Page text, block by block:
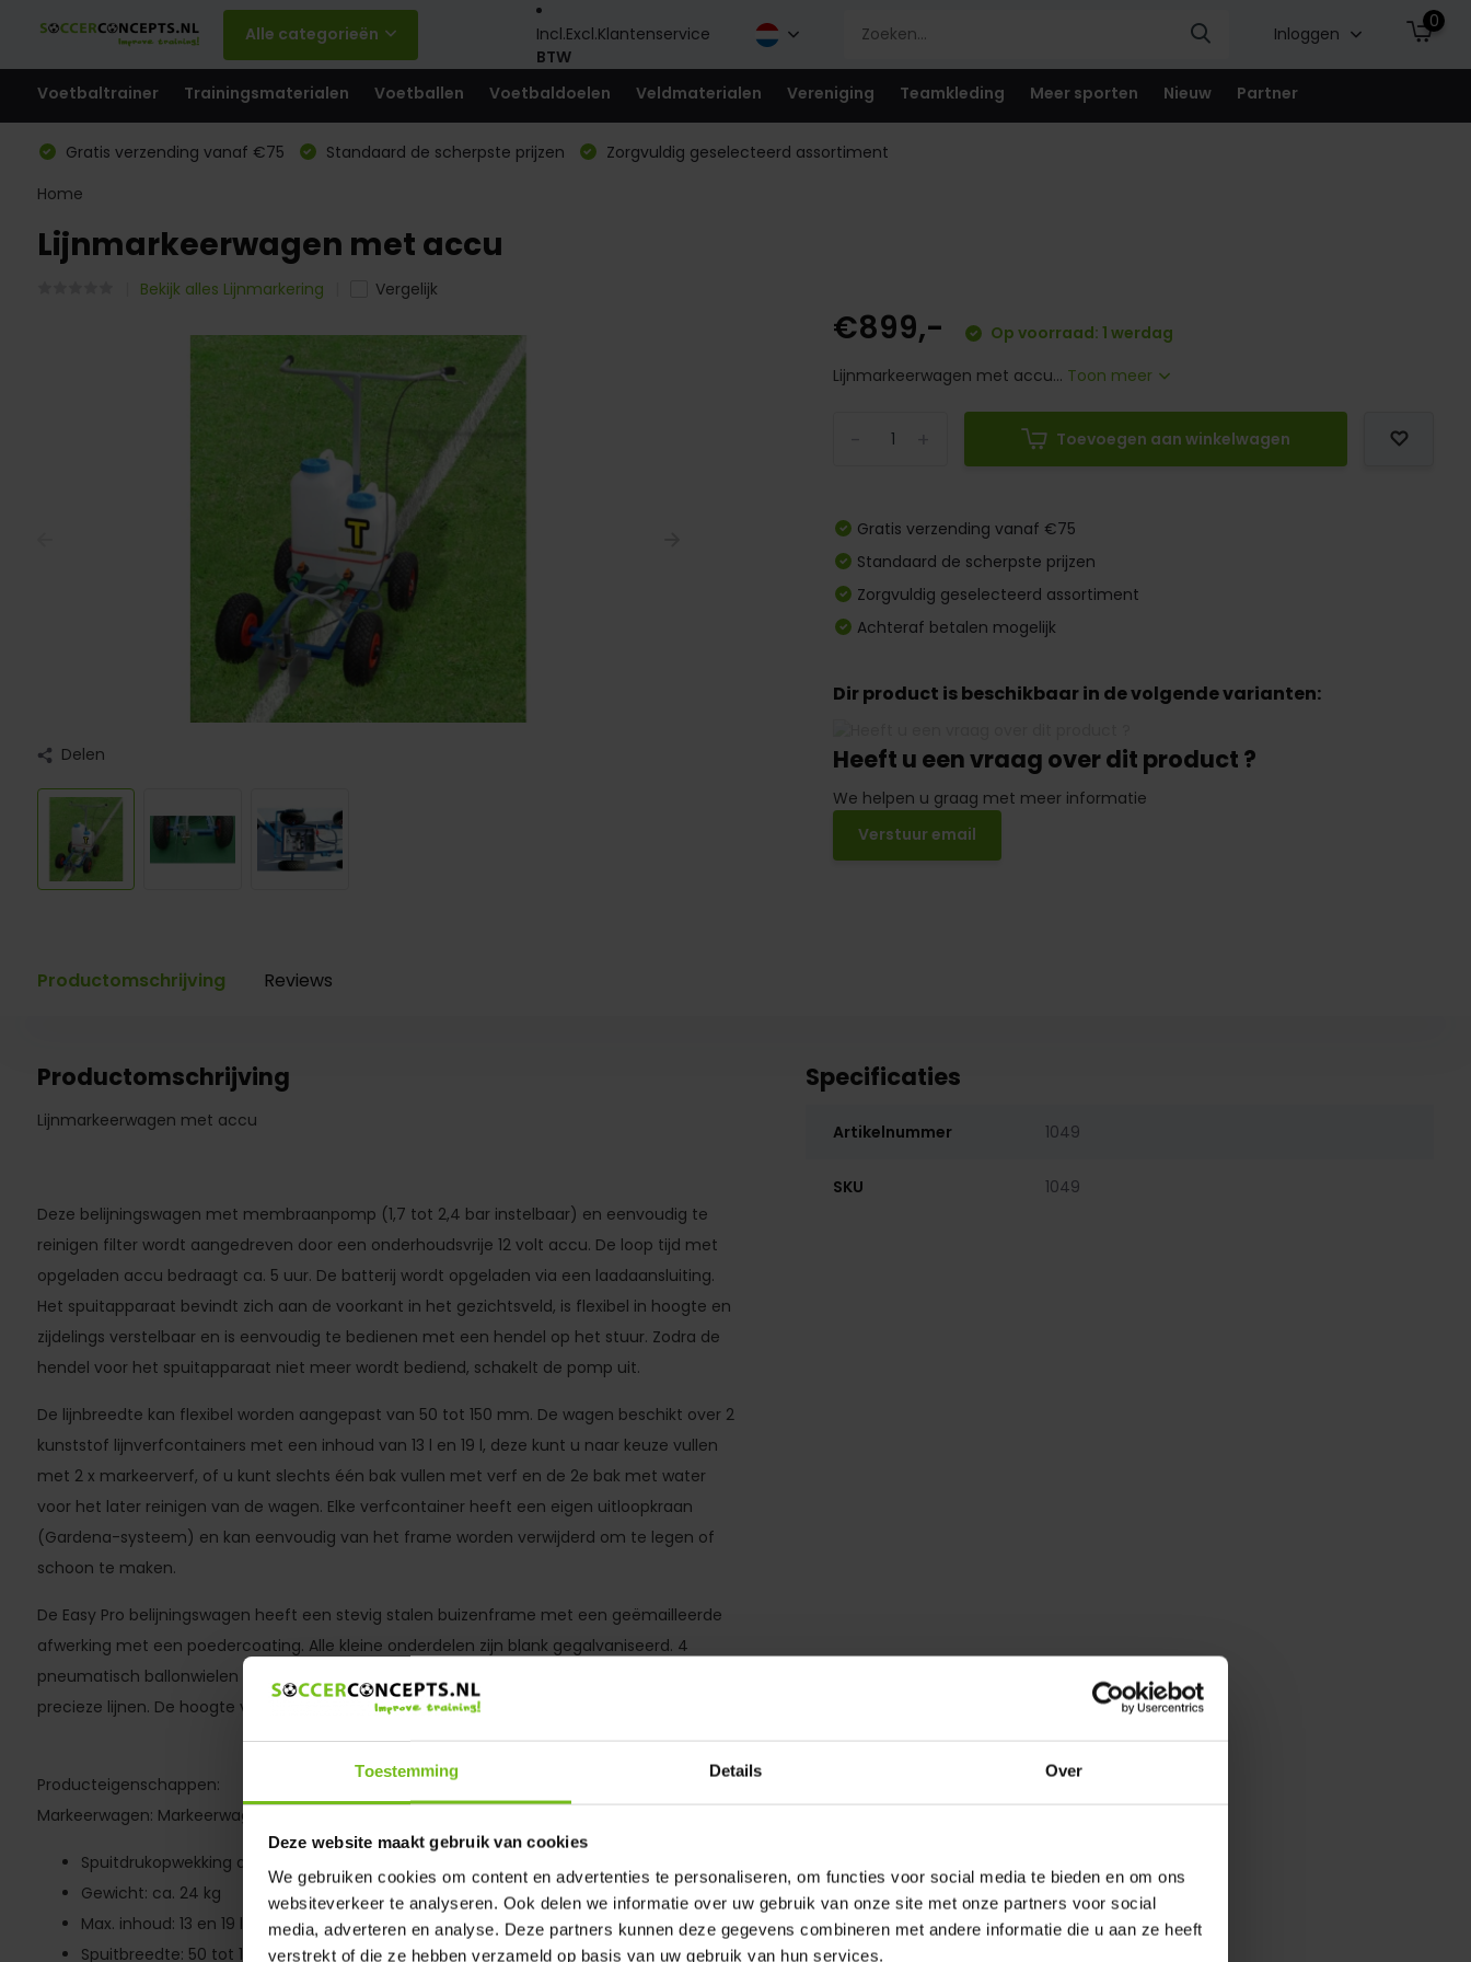
Toestemming Details Over
Deze website maakt gebruik van cookies
We gebruiken cookies om content en advertenties te personaliseren, om functies voor social media te bieden en om ons
websiteverkeer te analyseren. Ook delen we informatie over uw gebruik van onze site met onze partners voor social
media, adverteren en analyse. Deze partners kunnen deze gegevens combineren met andere informatie die u aan ze heeft
verstrekt of die ze hebben verzameld op basis van uw gebruik van hun services.
Alle categorieën Incl.Excl.
BTW
Klantenservice Inloggen
0
Voetbaltrainer Trainingsmaterialen Voetballen Voetbaldoelen Veldmaterialen Vereniging Teamkleding Meer sporten Nieuw Partner
Gratis verzending vanaf €75 Standaard de scherpste prijzen
Zorgvuldig geselecteerd assortiment
Home
Lijnmarkeerwagen met accu
Bekijk alles Lijnmarkering Vergelijk
Delen
€899,-
Op voorraad: 1 werdag
Lijnmarkeerwagen met accu... Toon meer
Toevoegen aan winkelwagen
Gratis verzending vanaf €75
Standaard de scherpste prijzen
Zorgvuldig geselecteerd assortiment
Achteraf betalen mogelijk
Dir product is beschikbaar in de volgende varianten:
Heeft u een vraag over dit product ?
We helpen u graag met meer informatie
Verstuur email
Productomschrijving Reviews
Productomschrijving
Lijnmarkeerwagen met accu
Deze belijningswagen met membraanpomp (1,7 tot 2,4 bar instelbaar) en eenvoudig te
reinigen filter wordt aangedreven door een onderhoudsvrije 12 volt accu. De loop tijd met
opgeladen accu bedraagt ​​ca. 5 uur. De batterij wordt opgeladen via een laadaansluiting.
Het spuitapparaat bevindt zich aan de voorkant in het gezichtsveld, is flexibel in hoogte en
zijdelings verstelbaar en is eenvoudig te bedienen met een hendel op het stuur. Zodra de
hendel voor het spuitapparaat niet meer wordt bediend, schakelt de pomp uit.
De lijnbreedte kan flexibel worden aangepast van 50 tot 150 mm. De wagen beschikt over 2
kunststof lijnverfcontainers met een inhoud van 13 l en 19 l, deze kunt u naar keuze vullen
met 2 x markeerverf, of u kunt slechts één bak vullen met verf en de 2e bak met water
voor het later reinigen van de wagen. Elke verfcontainer heeft een eigen uitloopkraan
(Gardena-systeem) en kan eenvoudig van het frame worden verwijderd om te legen of
schoon te maken.
De Easy Pro belijningswagen heeft een stevig stalen buizenframe met een geëmailleerde
afwerking met een poedercoating. Alle kleine onderdelen zijn blank gegalvaniseerd. 4
pneumatisch ballonwielen 260 Ø x 85 mm met rollagers zorgen voor een soepele loop en
precieze lijnen. De hoogte van het stuur is verstelbaar.
Producteigenschappen:
Markeerwagen: Markeerwagen nat spuiten
Spuitdrukopwekking door membraanpomp en accu
Gewicht: ca. 24 kg
Max. inhoud: 13 en 19 liter
Spuitbreedte: 50 tot 150 mm
Specificaties
Artikelnummer 1049
SKU 1049